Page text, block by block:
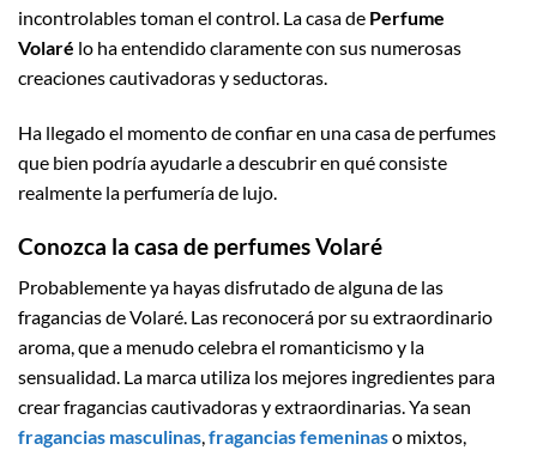
incontrolables toman el control. La casa de Perfume
Volaré lo ha entendido claramente con sus numerosas
creaciones cautivadoras y seductoras.
Ha llegado el momento de confiar en una casa de perfumes
que bien podría ayudarle a descubrir en qué consiste
realmente la perfumería de lujo.
Conozca la casa de perfumes Volaré
Probablemente ya hayas disfrutado de alguna de las
fragancias de Volaré. Las reconocerá por su extraordinario
aroma, que a menudo celebra el romanticismo y la
sensualidad. La marca utiliza los mejores ingredientes para
crear fragancias cautivadoras y extraordinarias. Ya sean
fragancias masculinas,fragancias femeninaso mixtos,